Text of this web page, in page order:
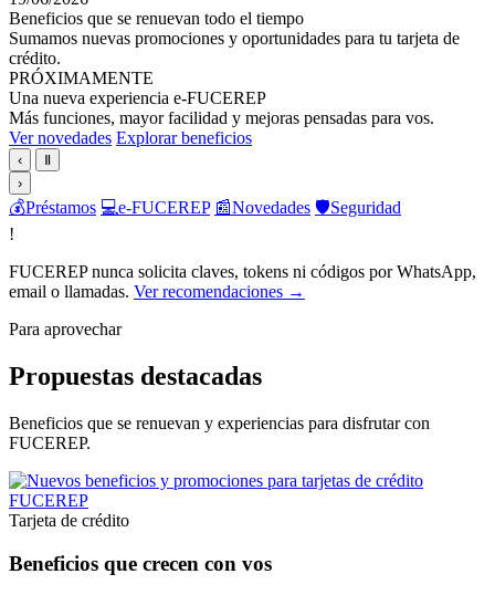
Beneficios que se renuevan todo el tiempo
Sumamos nuevas promociones y oportunidades para tu tarjeta de
crédito.
PRÓXIMAMENTE
Una nueva experiencia e-FUCEREP
Más funciones, mayor facilidad y mejoras pensadas para vos.
Ver novedades Explorar beneficios
‹
Ⅱ
›
💰Préstamos 💻e-FUCEREP 📰Novedades 🛡️Seguridad
!
FUCEREP nunca solicita claves, tokens ni códigos por WhatsApp,
email o llamadas. Ver recomendaciones →
Para aprovechar
Propuestas destacadas
Beneficios que se renuevan y experiencias para disfrutar con
FUCEREP.
Tarjeta de crédito
Beneficios que crecen con vos